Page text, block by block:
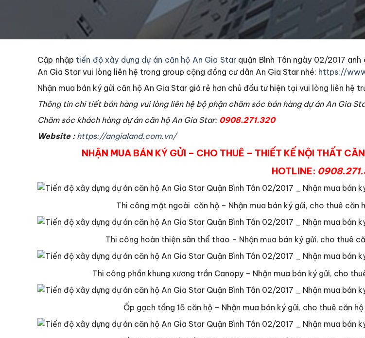
Cập nhập tiến độ xây dựng dự án căn hộ An Gia Starquận Bình Tân ngày 02/2017
An Gia Star vui lòng liên hệ trong group cộng đồng cư dân An Gia Star nhé: https://
Nhận mua bán ký gửi căn hộ An Gia Star giá rẻ hơn chủ đầu tư hiện tại vui lòng liên hệ
Thông tin chi tiết bán hàng vui lòng liên hệ bộ phận chăm sóc bán hàng dự án An Gia
Chăm sóc khách hàng dự án căn hộ An Gia Star: 0908.271.320
Website : https://angialand.com.vn/
NHẬN MUA BÁN KÝ GỬI – CHO THUÊ – THIẾT KẾ NỘI THẤT
HOTLINE:
Thi công mặt ngoài căn hộ – Nhận mua bán ký gửi, cho thuê căn
Thi công hoàn thiện sân thể thao – Nhận mua bán ký gửi, cho thuê
Thi công phần khung xương trần Canopy – Nhận mua bán ký gửi, cho
Ốp gạch tầng 15 căn hộ – Nhận mua bán ký gửi, cho thuê căn